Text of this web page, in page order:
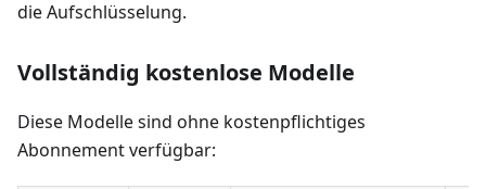
die Aufschlüsselung.
Vollständig kostenlose Modelle
Diese Modelle sind ohne kostenpflichtiges
Abonnement verfügbar: